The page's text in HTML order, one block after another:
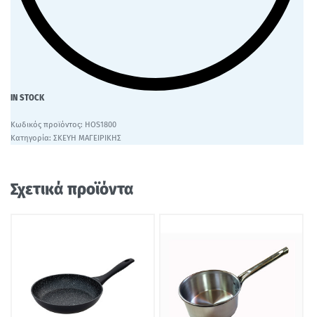
IN STOCK
HOS1800
Κατηγορία: ΣΚΕΥΗ ΜΑΓΕΙΡΙΚΗΣ
Σχετικά προϊόντα